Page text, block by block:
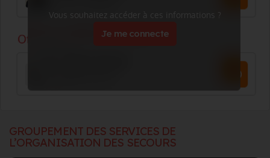
Vous souhaitez accéder à ces informations ?
Je me connecte
GROUPEMENT DES SERVICES DE
L’ORGANISATION DES SECOURS